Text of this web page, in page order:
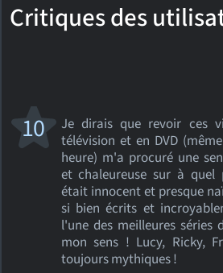
Critiques des
Je dirais que revoir ces
télévision et en DVD
heure) m'a procuré une
et chaleureuse sur à
était innocent et presque
si bien écrits et
l'une des meilleures séries
mon sens ! Lucy, Ricky,
toujours mythiques !
10